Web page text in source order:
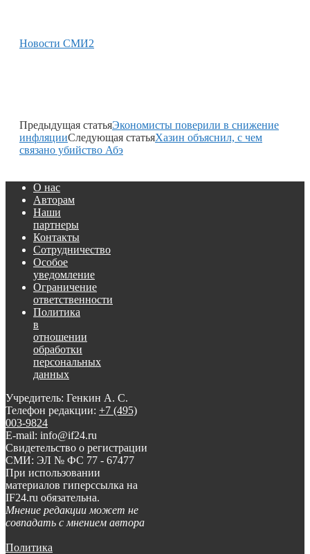
Новости СМИ2
Предыдущая статьяЭкономисты поверили в снижение
инфляцииСледующая статьяХазин объяснил, с чем
связано убийство Абэ
О нас
Авторам
Наши
партнеры
Контакты
Сотрудничество
Особое
уведомление
Ограничение
ответственности
Политика
в
отношении
обработки
персональных
данных
Учредитель: Генкин А. С.
Телефон редакции: +7 (495)
003-9824
E-mail: info@if24.ru
Свидетельство о регистрации
СМИ: ЭЛ № ФС 77 - 67477
При использовании
материалов гиперссылка на
IF24.ru обязательна.
Мнение редакции может не
совпадать с мнением автора
Политика